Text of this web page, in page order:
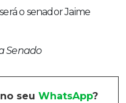
o senador Jaime
Senado
seu WhatsApp?